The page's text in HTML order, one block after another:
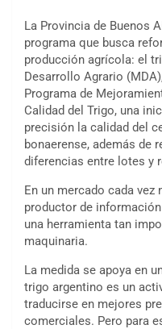
La Provincia de Buenos
programa que busca
producción agrícola: el
Desarrollo Agrario
Programa de
Calidad del Trigo, una
precisión la calidad del
bonaerense, además de
diferencias entre lotes y
En un mercado cada
productor de
una herramienta tan
maquinaria.
La medida se apoya en
trigo argentino es un
traducirse en mejores
comerciales. Pero para